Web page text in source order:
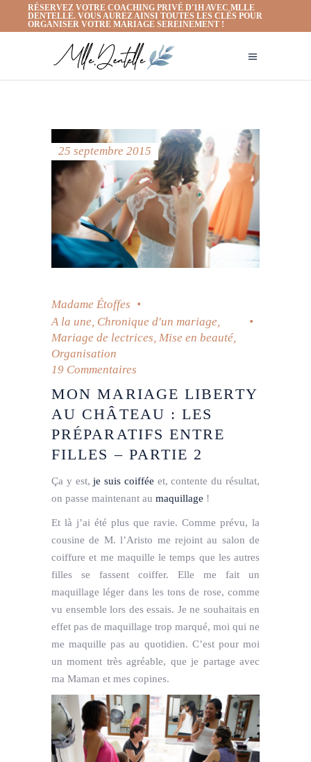
RÉSERVEZ VOTRE COACHING PRIVÉ D'1H AVEC MLLE
DENTELLE. VOUS AUREZ AINSI TOUTES LES CLÉS POUR
ORGANISER VOTRE MARIAGE SEREINEMENT !
25 septembre 2015
Madame Étoffes
A la une Chronique d'un mariage
Mariage de lectrices Mise en beauté
Organisation
19 Commentaires
MON MARIAGE LIBERTY
AU CHÂTEAU : LES
PRÉPARATIFS ENTRE
FILLES – PARTIE 2
Ça y est,je suis coiffée et, contente du résultat,
on passe maintenant au maquillage !
Et là j’ai été plus que ravie. Comme prévu, la
cousine de M. l’Aristo me rejoint au salon de
coiffure et me maquille le temps que les autres
filles se fassent coiffer. Elle me fait un
maquillage léger dans les tons de rose, comme
vu ensemble lors des essais. Je ne souhaitais en
effet pas de maquillage trop marqué, moi qui ne
me maquille pas au quotidien. C’est pour moi
un moment très agréable, que je partage avec
ma Maman et mes copines.